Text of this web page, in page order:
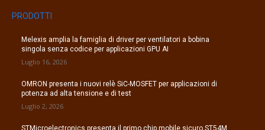
PRODOTTI
Melexis amplia la famiglia di driver per ventilatori a bobina
singola senza codice per applicazioni GPU AI
Luglio 16, 2026
OMRON presenta i nuovi relè SiC-MOSFET per applicazioni di
potenza ad alta tensione e di test
Luglio 2, 2026
STMicroelectronics presenta il primo chip mobile sicuro ST54M